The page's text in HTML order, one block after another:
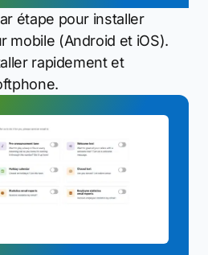
étape pour installer
mobile (Android et iOS).
rapidement et